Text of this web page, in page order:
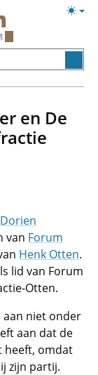
en De
Dorien
van Forum
Henk Otten.
lid van Forum
Otten.
aan niet onder
aan dat de
heeft, omdat
zijn partij.